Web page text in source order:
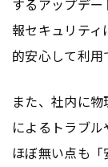
するアップデ
報セキュリテ
的安心して利用
また、社内に
によるトラブ
ほぼ無い点も